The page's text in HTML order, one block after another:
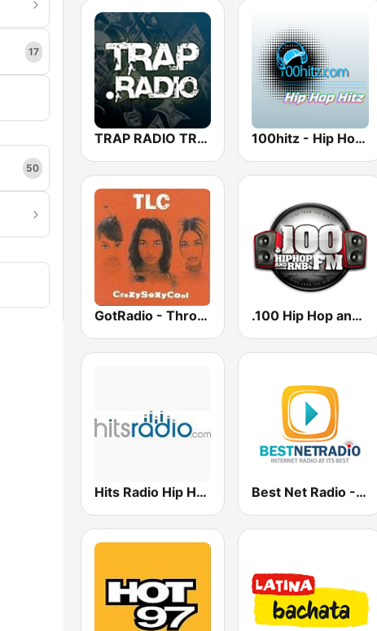
17
50
TRAP RADIO TRAP.radio 100hitz - Hip Hop Hitz
GotRadio - Throwback Jamz .100 Hip Hop and RNB.FM
Hits Radio Hip Hop / RnB Best Net Radio - R&B